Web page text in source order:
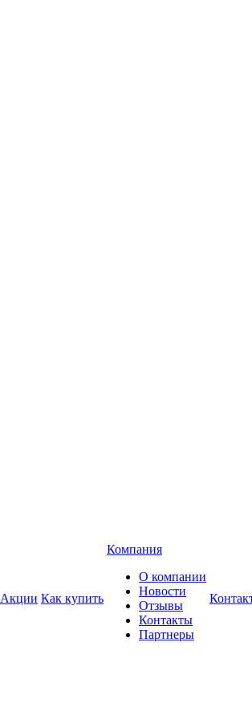
Акции Как купить
Компания
О компании
Новости
Отзывы
Контакты
Партнеры